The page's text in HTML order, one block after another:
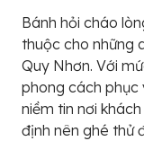
Bánh hỏi cháo
thuộc cho những
Quy Nhơn. Với
phong cách phục
niềm tin nơi
định nên ghé thử